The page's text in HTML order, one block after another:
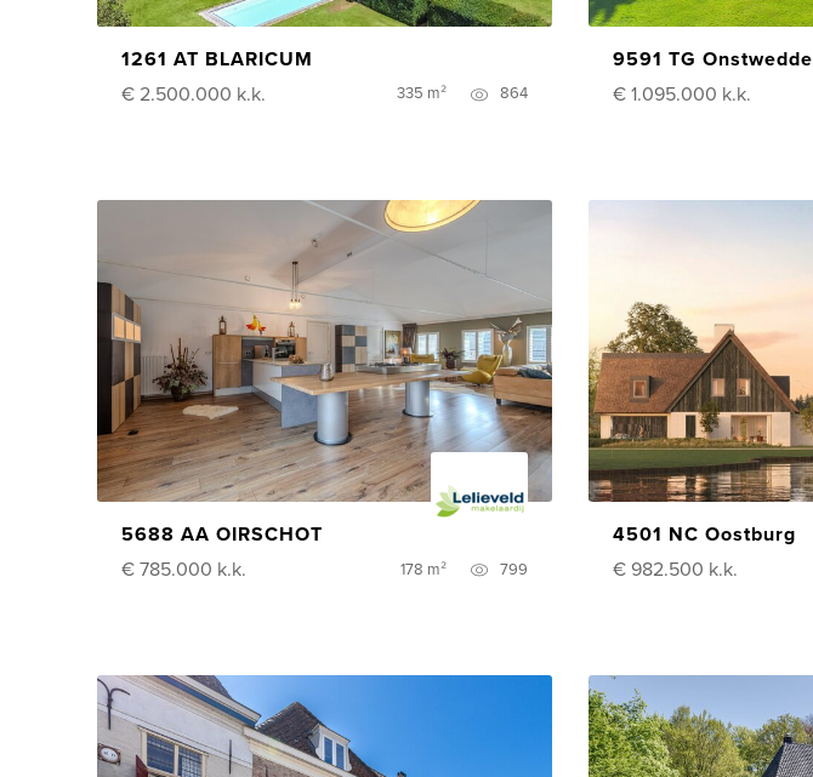
1261 AT BLARICUM
€ 2.500.000 k.k. 335 m² 864
9591 TG Onstwedde
€ 1.095.000 k.k.
5688 AA OIRSCHOT
€ 785.000 k.k. 178 m² 799
4501 NC Oostburg
€ 982.500 k.k.